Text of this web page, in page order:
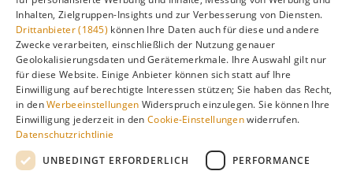
Gefällt dir diese Seite? Teile sie auf Pinterest!
Auf Pinterest merken
Inhalten, Zielgruppen-Insights und zur Verbesserung von Diensten.
Drittanbieter (1845) können Ihre Daten auch für diese und andere
Zwecke verarbeiten, einschließlich der Nutzung genauer
Geolokalisierungsdaten und Gerätemerkmale. Ihre Auswahl gilt nur
für diese Website. Einige Anbieter können sich statt auf Ihre
Einwilligung auf berechtigte Interessen stützen; Sie haben das Recht,
in denWerbeeinstellungen Widerspruch einzulegen. Sie können Ihre
Einwilligung jederzeit in denCookie-Einstellungenwiderrufen.
Datenschutzrichtlinie
UNBEDINGT ERFORDERLICH
PERFORMANCE